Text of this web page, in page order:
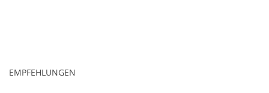
EMPFEHLUNGEN